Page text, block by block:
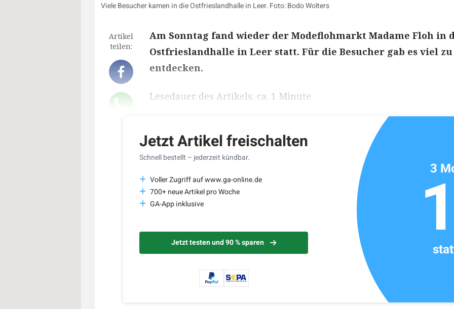
Viele Besucher kamen in die Ostfrieslandhalle in Leer. Foto: Bodo Wolters
Artikel
teilen:
Am Sonntag fand wieder der Modeflohmarkt Madame Floh in
Ostfrieslandhalle in Leer statt. Für die Besucher gab es viel zu
entdecken.
Lesedauer des Artikels: ca. 1 Minute
Jetzt Artikel freischalten
Schnell bestellt – jederzeit kündbar.
Voller Zugriff auf www.ga-online.de
700+ neue Artikel pro Woche
GA-App inklusive
Jetzt testen und 90 % sparen
3